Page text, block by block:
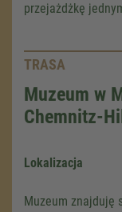
przejażdżkę
TRASA
Muzeum w
Chemnitz-
Lokalizacja
Muzeum znajduję